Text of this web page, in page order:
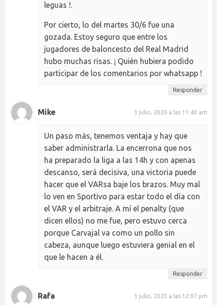
leguas !.
Por cierto, lo del martes 30/6 fue una
gozada. Estoy seguro que entre los
jugadores de baloncesto del Real Madrid
hubo muchas risas. ¡ Quién hubiera podido
participar de los comentarios por whatsapp !
Responder
Mike 3 julio, 2020 a las 11:40 am
Un paso más, tenemos ventaja y hay que
saber administrarla. La encerrona que nos
ha preparado la liga a las 14h y con apenas
descanso, será decisiva, una victoria puede
hacer que el VARsa baje los brazos. Muy mal
lo ven en Sportivo para estar todo el día con
el VAR y el arbitraje. A mí el penalty (que
dicen ellos) no me fue, pero estuvo cerca
porque Carvajal va como un pollo sin
cabeza, aunque luego estuviera genial en el
que le hacen a él.
Responder
Rafa 3 julio, 2020 a las 12:07 pm